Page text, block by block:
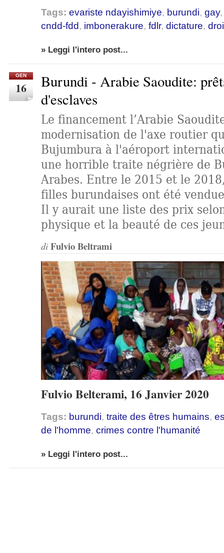
Tags: evariste ndayishimiye, burundi, gay
cndd-fdd, imbonerakure, fdlr, dictature,
» Leggi l'intero post...
GEN
16
Burundi - Arabie Saoudite:
d'esclaves
Le financement l’Arabie
modernisation de l'axe routier
Bujumbura à l'aéroport
une horrible traite négrière de
Arabes. Entre le 2015 et le
filles burundaises ont été
Il y aurait une liste des prix
physique et la beauté de ces
di Fulvio Beltrami
Fulvio Belterami, 16 Janvier 2020
Tags: burundi, traite des êtres humains,
de l'homme, crimes contre l'humanité
» Leggi l'intero post...